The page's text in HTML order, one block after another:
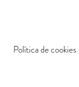
Política de cookies